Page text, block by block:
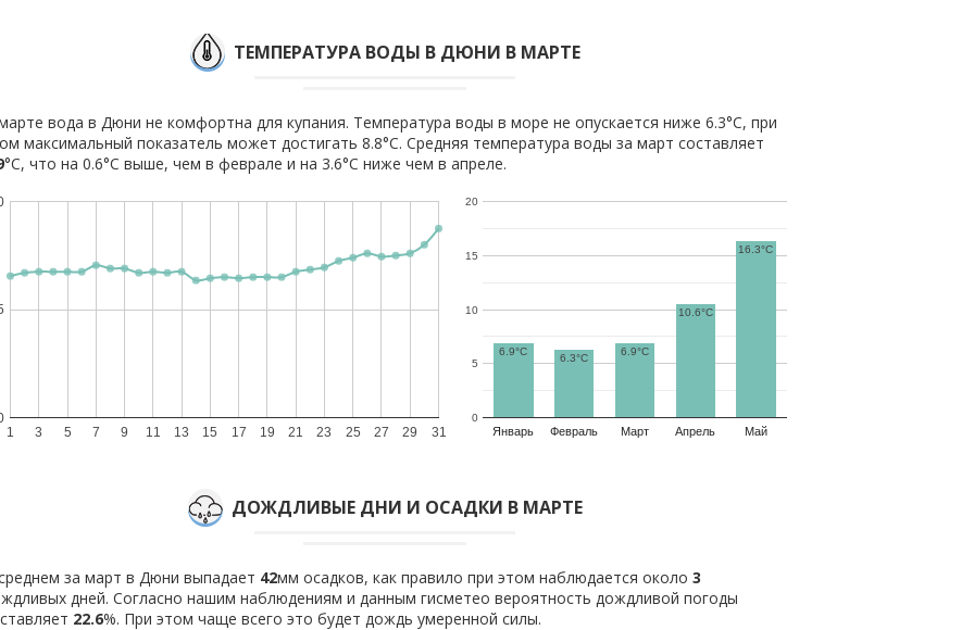
ТЕМПЕРАТУРА ВОДЫ В ДЮНИ В МАРТЕ
вода в Дюни не комфортна для купания. Температура воды в море не опускается ниже 6.3°C, при
максимальный показатель может достигать 8.8°C. Средняя температура воды за март составляет
°C, что на 0.6°C выше, чем в феврале и на 3.6°C ниже чем в апреле.
1 3 5 7 9 11 13 15 17 19 21 23 25 27 29 31 Январь Февраль Март Апрель Май
0
5
10
15
20
6.9°C
6.3°C
6.9°C
10.6°C
16.3°C
ДОЖДЛИВЫЕ ДНИ И ОСАДКИ В МАРТЕ
за март в Дюни выпадает 42мм осадков, как правило при этом наблюдается около 3
дней. Согласно нашим наблюдениям и данным гисметео вероятность дождливой погоды
22.6%. При этом чаще всего это будет дождь умеренной силы.